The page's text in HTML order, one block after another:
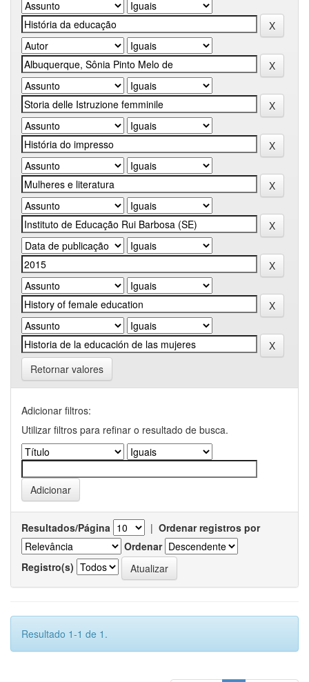
Retornar valores
Adicionar filtros:
Utilizar filtros para refinar o resultado de busca.
Resultados/Página | Ordenar registros por
Ordenar
Registro(s)
Resultado 1-1 de 1.